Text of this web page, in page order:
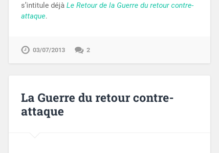
s’intitule déjà Le Retour de la Guerre du retour contre-
attaque.
03/07/2013 2
La Guerre du retour contre-
attaque